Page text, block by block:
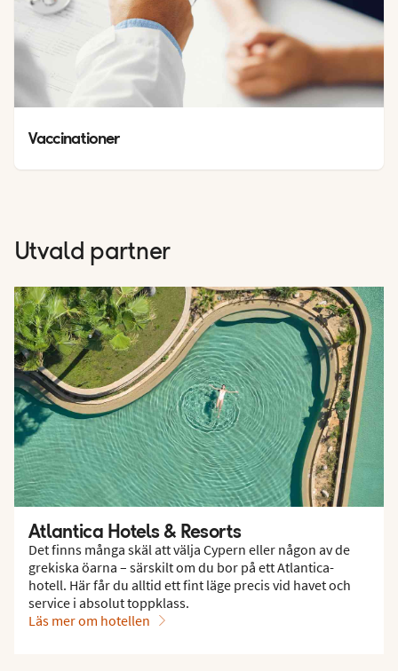
Vaccinationer
Utvald partner
Atlantica Hotels & Resorts
Det finns många skäl att välja Cypern eller någon av de
grekiska öarna – särskilt om du bor på ett Atlantica-
hotell. Här får du alltid ett fint läge precis vid havet och
service i absolut toppklass.
Läs mer om hotellen